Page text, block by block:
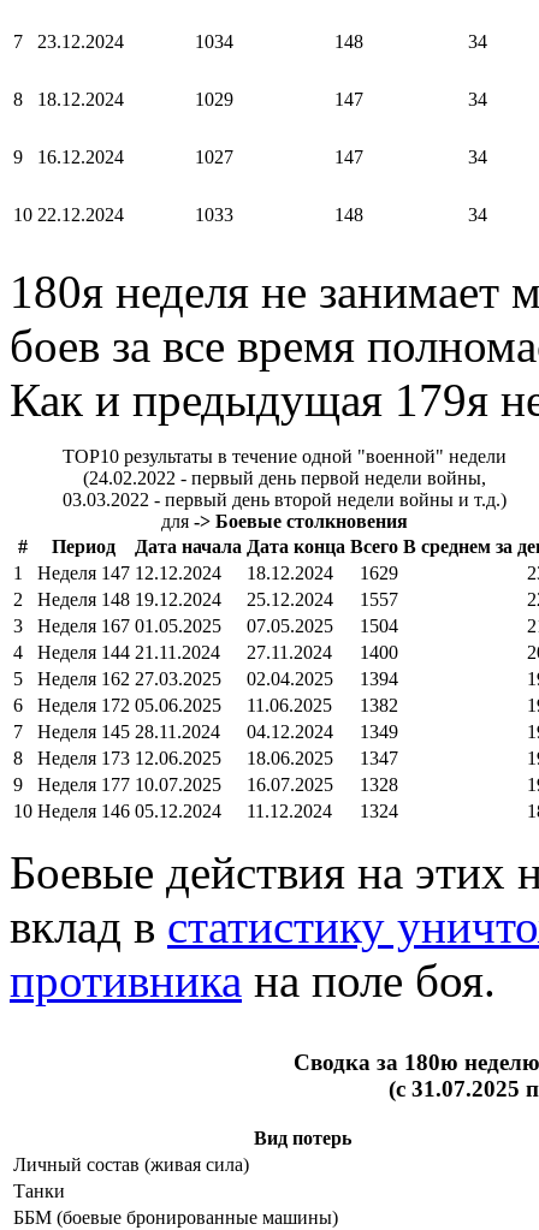
7 23.12.2024 1034 148 34
8 18.12.2024 1029 147 34
9 16.12.2024 1027 147 34
10 22.12.2024 1033 148 34
180я неделя не занимает
боев за все время
Как и предыдущая 179я
TOP10 результаты в течение одной "военной" недели
(24.02.2022 - первый день первой недели войны,
03.03.2022 - первый день второй недели войны и т.д.)
для -> Боевые столкновения
#
Период Дата начала Дата конца Всего В среднем за
1
Неделя 147 12.12.2024 18.12.2024 1629
2
Неделя 148 19.12.2024 25.12.2024 1557
3
Неделя 167 01.05.2025 07.05.2025 1504
4
Неделя 144 21.11.2024 27.11.2024 1400
5
Неделя 162 27.03.2025 02.04.2025 1394
6
Неделя 172 05.06.2025 11.06.2025 1382
7
Неделя 145 28.11.2024 04.12.2024 1349
8
Неделя 173 12.06.2025 18.06.2025 1347
9
Неделя 177 10.07.2025 16.07.2025 1328
10 Неделя 146 05.12.2024 11.12.2024 1324
Боевые действия на этих
вклад в статистику
противника на поле боя.
Сводка за 180ю
(с 31.07.2025
Вид потерь
Личный состав (живая сила)
Танки
ББМ (боевые бронированные машины)